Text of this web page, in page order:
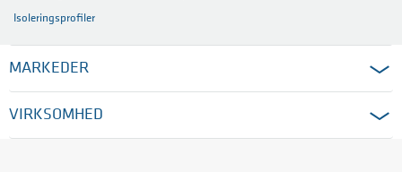
Isoleringsprofiler
MARKEDER
VIRKSOMHED